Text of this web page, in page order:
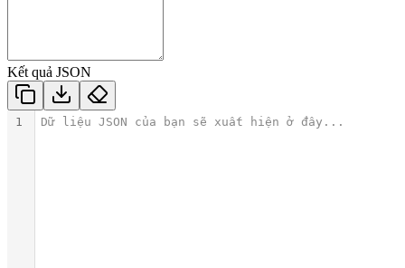
Kết quả JSON
1 Dữ liệu JSON của bạn sẽ xuất hiện ở đây...